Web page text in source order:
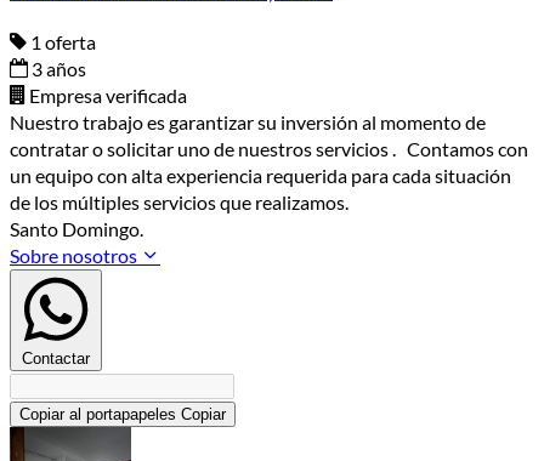
1 oferta
3 años
Empresa verificada
Nuestro trabajo es garantizar su inversión al momento de
contratar o solicitar uno de nuestros servicios . Contamos con
un equipo con alta experiencia requerida para cada situación
de los múltiples servicios que realizamos.
Santo Domingo.
Sobre nosotros
Contactar
Copiar al portapapeles Copiar